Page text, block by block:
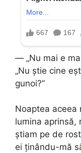
— „Nu mai e
„Nu știe cine
gunoi?”
Noaptea aceea
lumina aprinsă,
știam pe de
ei ținându-mă